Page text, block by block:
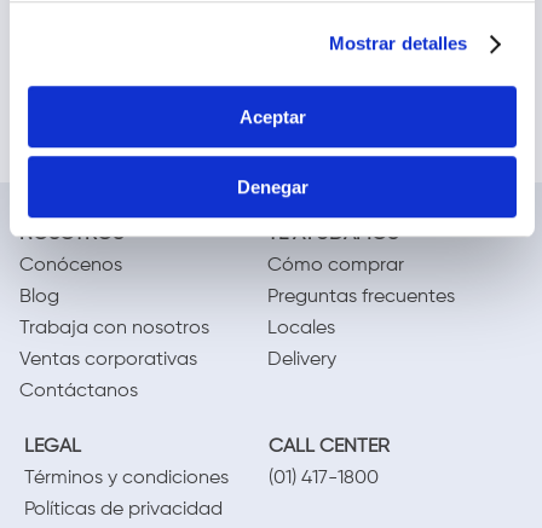
Mostrar detalles
Aceptar
Denegar
NOSOTROS
Conócenos
Blog
Trabaja con nosotros
Ventas corporativas
Contáctanos
TE AYUDAMOS
Cómo comprar
Preguntas frecuentes
Locales
Delivery
LEGAL
Términos y condiciones
Políticas de privacidad
CALL CENTER
(01) 417-1800